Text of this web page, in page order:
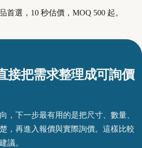
首選，10 秒估價，MOQ 500 起。
接把需求整理成可詢價
，下一步最有用的是把尺寸、數量、
，再進入報價與實際詢價。這樣比較
議。